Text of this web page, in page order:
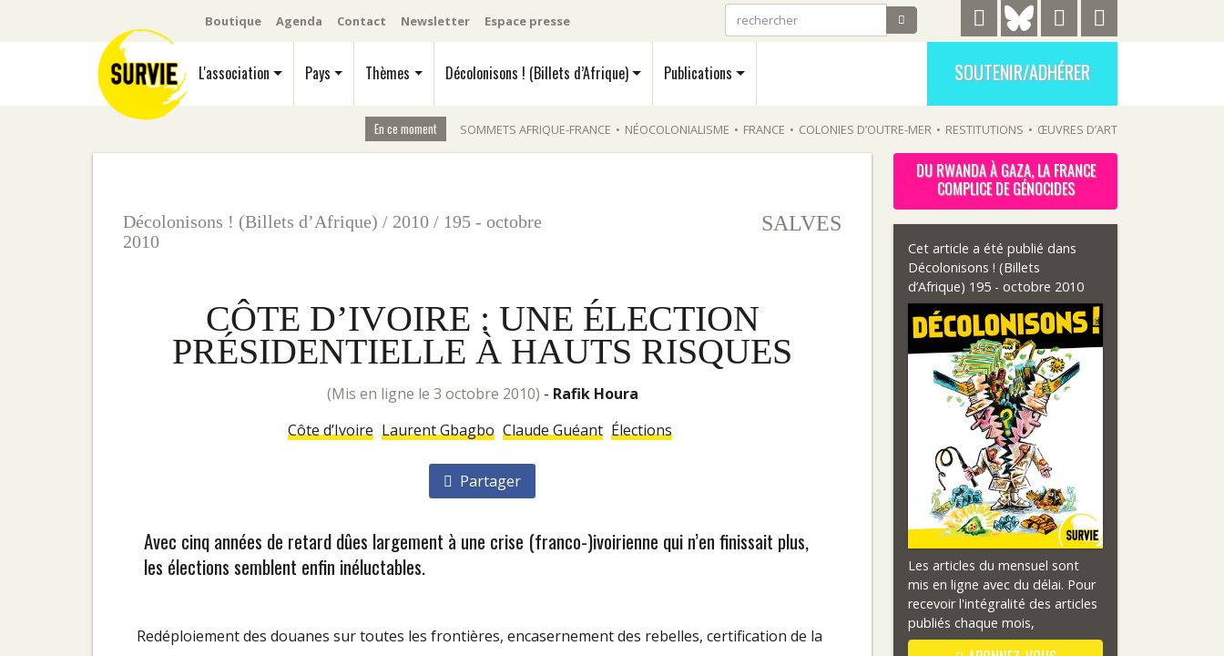
Boutique Agenda Contact Newsletter Espace presse
L'association Pays Thèmes Décolonisons ! (Billets d’Afrique) Publications SOUTENIR/ADHÉRER
En ce moment SOMMETS AFRIQUE-FRANCE • NÉOCOLONIALISME • FRANCE • COLONIES D’OUTRE-MER • RESTITUTIONS • ŒUVRES D’ART
Décolonisons ! (Billets d’Afrique) / 2010 / 195 - octobre
2010
SALVES
CÔTE D’IVOIRE : UNE ÉLECTION
PRÉSIDENTIELLE À HAUTS RISQUES
(mis en ligne le 3 octobre 2010) - Rafik Houra
Côte d’Ivoire Laurent Gbagbo Claude Guéant Élections
Partager
Avec cinq années de retard dûes largement à une crise (franco-)ivoirienne qui n’en finissait plus,
les élections semblent enfin inéluctables.
Redéploiement des douanes sur toutes les frontières, encasernement des rebelles, certification de la
DU RWANDA À GAZA, LA FRANCE
COMPLICE DE GÉNOCIDES
Cet article a été publié dans
Décolonisons ! (Billets
d’Afrique) 195 - octobre 2010
Les articles du mensuel sont
mis en ligne avec du délai. Pour
recevoir l'intégralité des articles
publiés chaque mois,